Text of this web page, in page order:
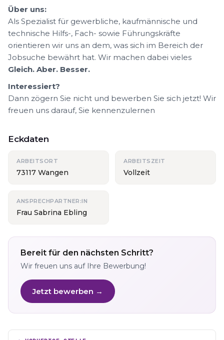
Über uns:
Als Spezialist für gewerbliche, kaufmännische und
technische Hilfs-, Fach- sowie Führungskräfte
orientieren wir uns an dem, was sich im Bereich der
Jobsuche bewährt hat. Wir machen dabei vieles
Gleich. Aber. Besser.
Interessiert?
Dann zögern Sie nicht und bewerben Sie sich jetzt! Wir
freuen uns darauf, Sie kennenzulernen
Eckdaten
ARBEITSORT
73117 Wangen
ARBEITSZEIT
Vollzeit
ANSPRECHPARTNER:IN
Frau Sabrina Ebling
Bereit für den nächsten Schritt?
Wir freuen uns auf Ihre Bewerbung!
Jetzt bewerben →